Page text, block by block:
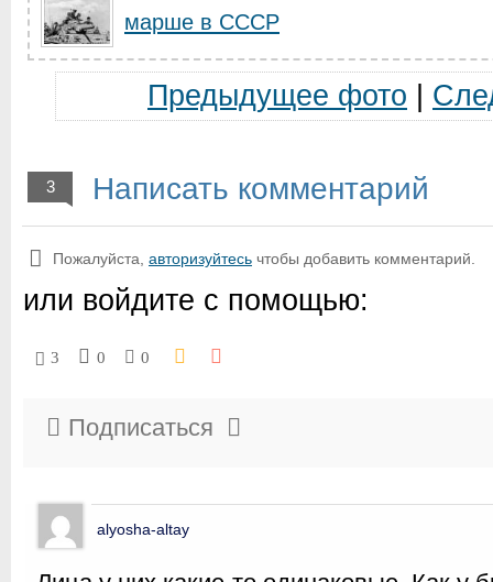
марше в СССР
Предыдущее фото
3 Написать комментарий
Пожалуйста, авторизуйтесь чтобы добавить комментарий.
или войдите с помощью:
3 0 0
Подписаться
alyosha-altay